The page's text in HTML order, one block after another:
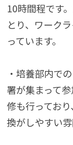
10時間程です
とり、ワーク
っています。
・培養部内で
署が集まって
修も行ってお
換がしやすい